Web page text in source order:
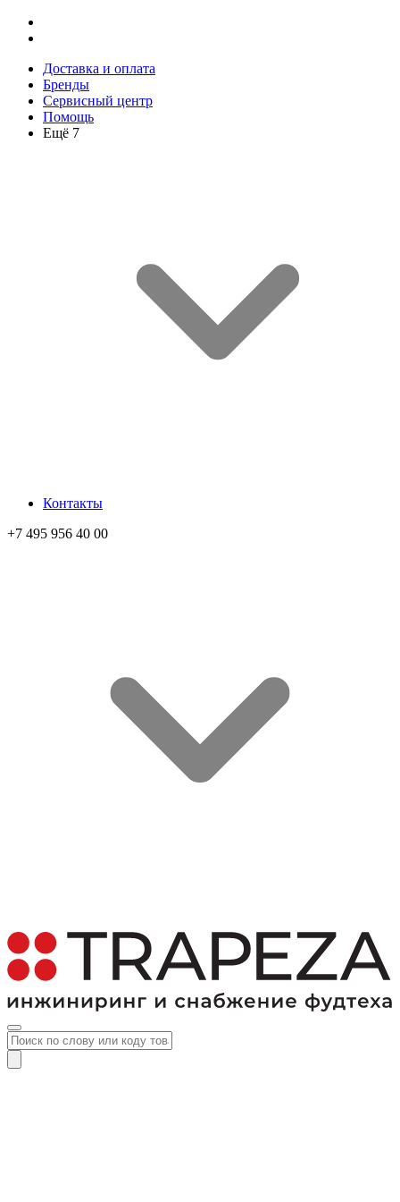
Доставка и оплата
Бренды
Сервисный центр
Помощь
Ещё 7
Контакты
+7 495 956 40 00